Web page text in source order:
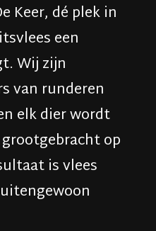
Keer, dé plek in
een
Wij zijn
van runderen
elk dier wordt
op
is vlees